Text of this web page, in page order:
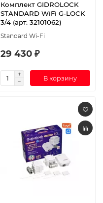
Комплект GIDROLOCK
STANDARD WiFi G-LOCK
3/4 (арт. 32101062)
Standard Wi-Fi
29 430 ₽
В корзину